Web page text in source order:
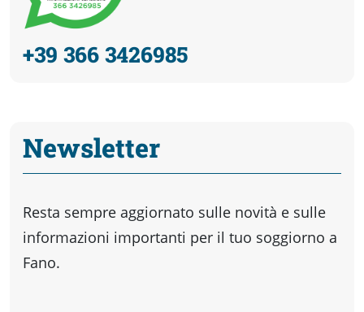
+39 366 3426985
Newsletter
Resta sempre aggiornato sulle novità e sulle
informazioni importanti per il tuo soggiorno a
Fano.